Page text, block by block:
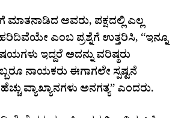
ಅವರು, ಪಕ್ಷದಲ್ಲಿ ಎಲ್ಲ
ಎಂಬ ಪ್ರಶ್ನೆಗೆ ಉತ್ತರಿಸಿ, “ಇನ್ನೂ
ಇದ್ದರೆ ಅದನ್ನು ವರಿಷ್ಠರು
ನಾಯಕರು ಈಗಾಗಲೇ ಸ್ಪಷ್ಟನೆ
ವ್ಯಾಖ್ಯಾನಗಳು ಅನಗತ್ಯ” ಎಂದರು.